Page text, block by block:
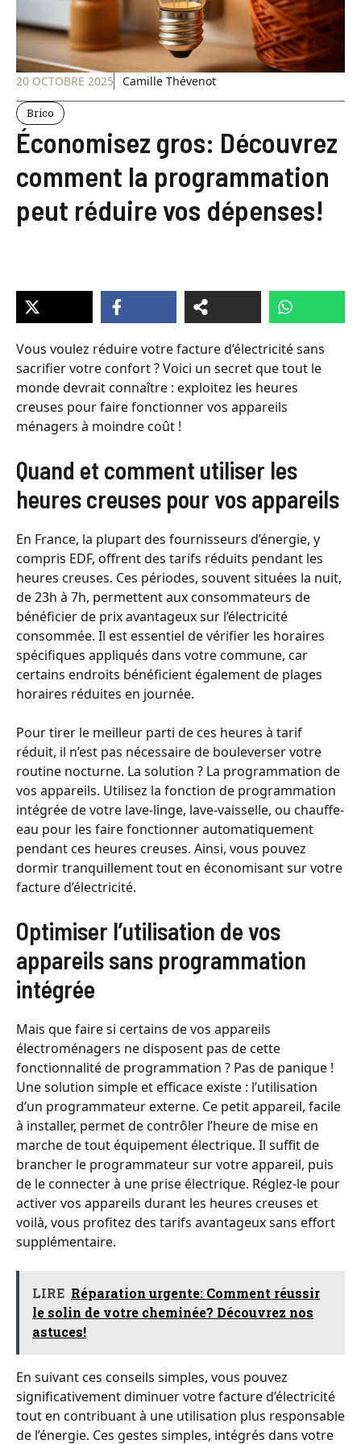
20 OCTOBRE 2025 Camille Thévenot
Brico
Économisez gros: Découvrez
comment la programmation
peut réduire vos dépenses!
Vous voulez réduire votre facture d’électricité sans
sacrifier votre confort ? Voici un secret que tout le
monde devrait connaître : exploitez les heures
creuses pour faire fonctionner vos appareils
ménagers à moindre coût !
Quand et comment utiliser les
heures creuses pour vos appareils
En France, la plupart des fournisseurs d’énergie, y
compris EDF, offrent des tarifs réduits pendant les
heures creuses. Ces périodes, souvent situées la nuit,
de 23h à 7h, permettent aux consommateurs de
bénéficier de prix avantageux sur l’électricité
consommée. Il est essentiel de vérifier les horaires
spécifiques appliqués dans votre commune, car
certains endroits bénéficient également de plages
horaires réduites en journée.
Pour tirer le meilleur parti de ces heures à tarif
réduit, il n’est pas nécessaire de bouleverser votre
routine nocturne. La solution ? La programmation de
vos appareils. Utilisez la fonction de programmation
intégrée de votre lave-linge, lave-vaisselle, ou chauffe-
eau pour les faire fonctionner automatiquement
pendant ces heures creuses. Ainsi, vous pouvez
dormir tranquillement tout en économisant sur votre
facture d’électricité.
Optimiser l’utilisation de vos
appareils sans programmation
intégrée
Mais que faire si certains de vos appareils
électroménagers ne disposent pas de cette
fonctionnalité de programmation ? Pas de panique !
Une solution simple et efficace existe : l’utilisation
d’un programmateur externe. Ce petit appareil, facile
à installer, permet de contrôler l’heure de mise en
marche de tout équipement électrique. Il suffit de
brancher le programmateur sur votre appareil, puis
de le connecter à une prise électrique. Réglez-le pour
activer vos appareils durant les heures creuses et
voilà, vous profitez des tarifs avantageux sans effort
supplémentaire.
LIRE Réparation urgente: Comment réussir
le solin de votre cheminée? Découvrez nos
astuces!
En suivant ces conseils simples, vous pouvez
significativement diminuer votre facture d’électricité
tout en contribuant à une utilisation plus responsable
de l’énergie. Ces gestes simples, intégrés dans votre